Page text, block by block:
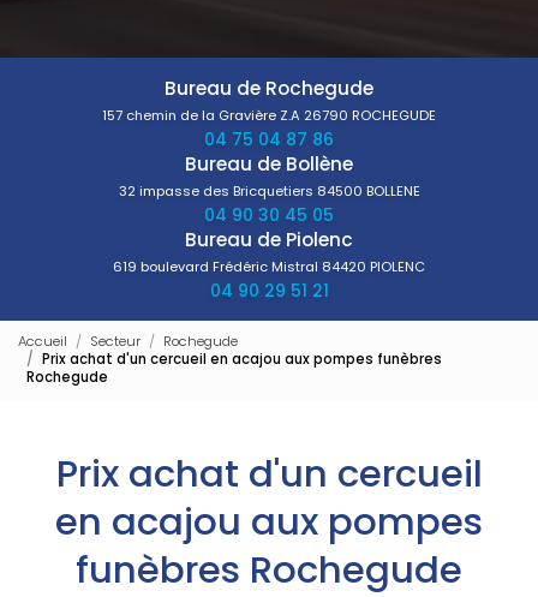
Bureau de Rochegude
157 chemin de la Gravière Z.A 26790 ROCHEGUDE
04 75 04 87 86
Bureau de Bollène
32 impasse des Bricquetiers 84500 BOLLENE
04 90 30 45 05
Bureau de Piolenc
619 boulevard Frédéric Mistral 84420 PIOLENC
04 90 29 51 21
Accueil Secteur
Rochegude
Prix achat d'un cercueil en acajou aux pompes funèbres
Rochegude
Prix achat d'un cercueil
en acajou aux pompes
funèbres Rochegude